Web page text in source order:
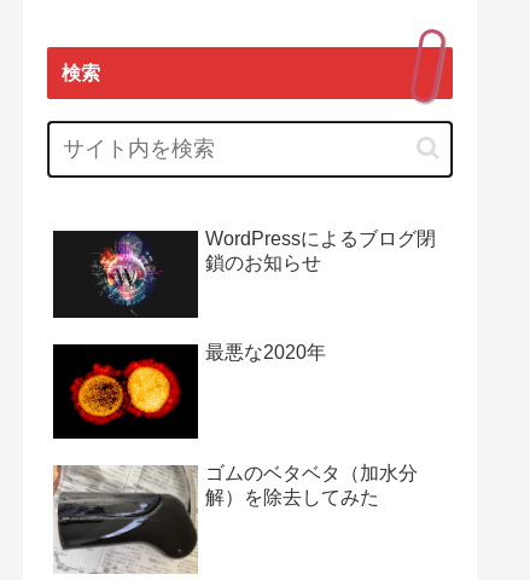
検索
WordPressによるブログ閉
鎖のお知らせ
最悪な2020年
ゴムのベタベタ（加水分
解）を除去してみた